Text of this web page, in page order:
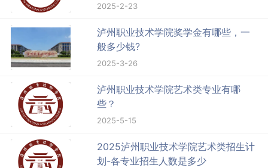
2025-2-23
泸州职业技术学院奖学金有哪些，一
般多少钱?
2025-3-26
泸州职业技术学院艺术类专业有哪
些？
2025-5-15
2025泸州职业技术学院艺术类招生计
划-各专业招生人数是多少